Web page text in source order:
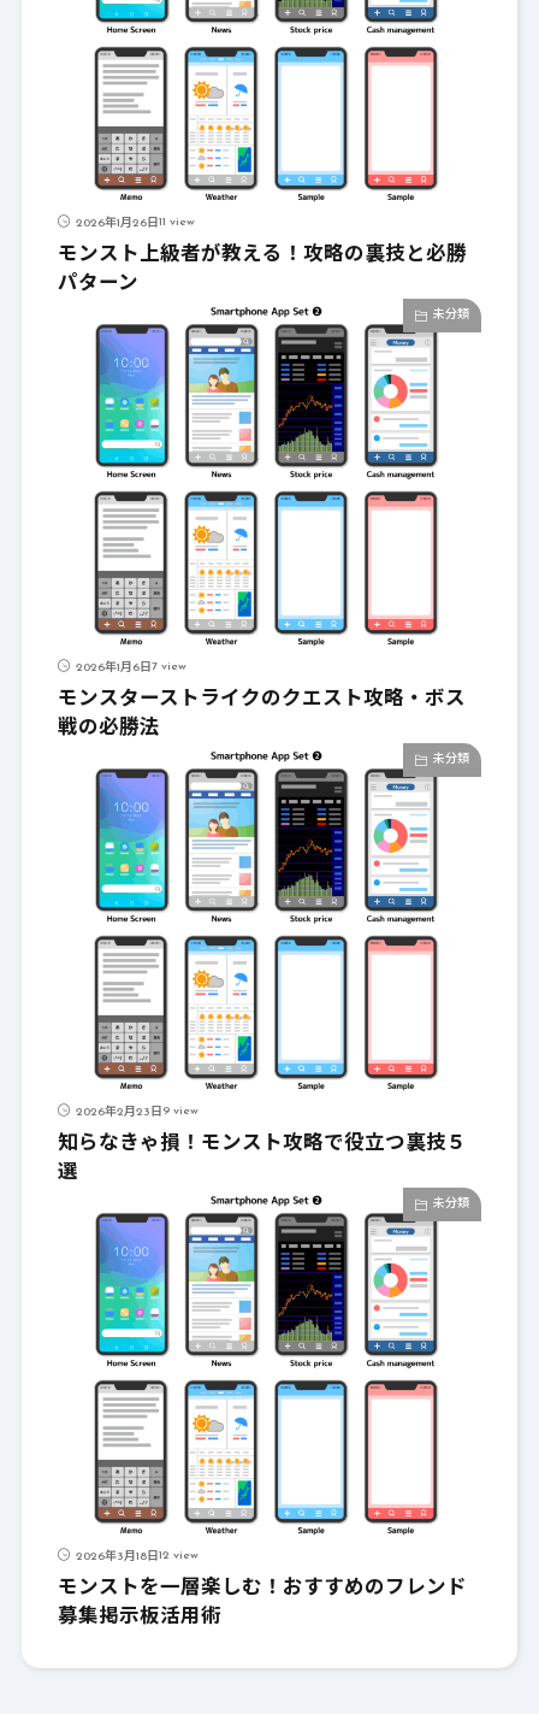
2026年1月26日11 view
モンスト上級者が教える！攻略の裏技と必勝
パターン
未分類
2026年1月6日7 view
モンスターストライクのクエスト攻略・ボス
戦の必勝法
未分類
2026年2月23日 9 view
知らなきゃ損！モンスト攻略で役立つ裏技５
選
未分類
2026年3月18日12 view
モンストを一層楽しむ！おすすめのフレンド
募集掲示板活用術